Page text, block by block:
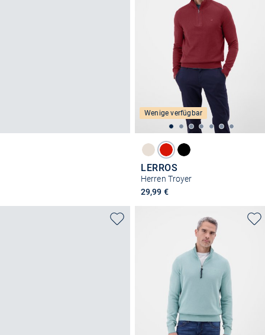
Wenige verfügbar
LERROS
Herren Troyer
29,99 €